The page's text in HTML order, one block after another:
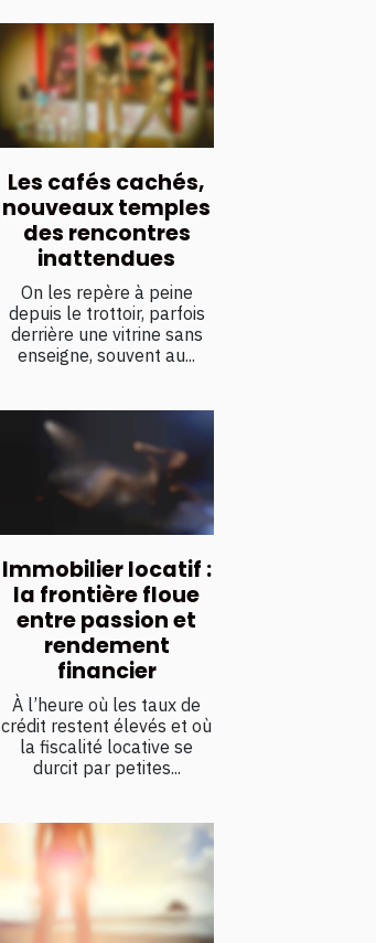
Les cafés cachés,
nouveaux temples
des rencontres
inattendues
On les repère à peine
depuis le trottoir, parfois
derrière une vitrine sans
enseigne, souvent au...
Immobilier locatif :
la frontière floue
entre passion et
rendement
financier
À l’heure où les taux de
crédit restent élevés et où
la fiscalité locative se
durcit par petites...